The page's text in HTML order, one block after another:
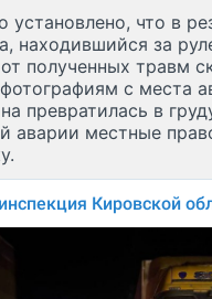
установлено, что в
находившийся за
полученных травм
с места
превратилась в
аварии местные